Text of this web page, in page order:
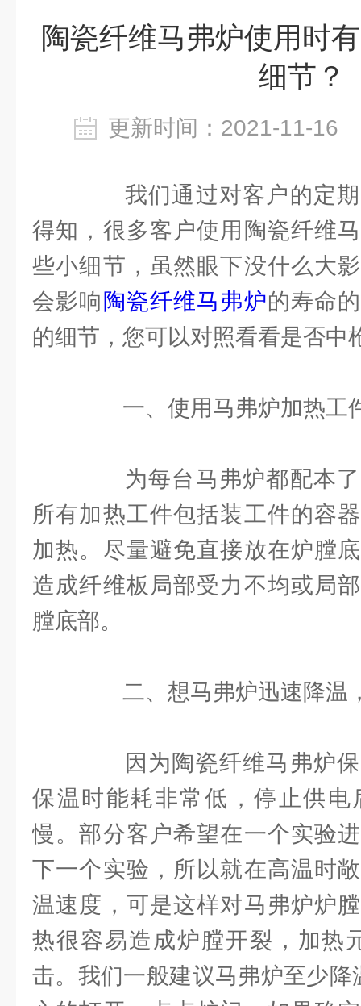
陶瓷纤维马弗炉使用时
细节？
更新时间：2021-11-
我们通过对客户的定期
得知，很多客户使用陶瓷纤维
些小细节，虽然眼下没什么大
会影响 陶瓷纤维马弗炉的寿命
的细节，您可以对照看看是否中
一、使用马弗炉加热工
为每台马弗炉都配本了
所有加热工件包括装工件的容
加热。尽量避免直接放在炉膛
造成纤维板局部受力不均或局
膛底部。
二、想马弗炉迅速降温
因为陶瓷纤维马弗炉保
保温时能耗非常低，停止供电
慢。部分客户希望在一个实验
下一个实验，所以就在高温时
温速度，可是这样对马弗炉炉
热很容易造成炉膛开裂，加热
击。我们一般建议马弗炉至少